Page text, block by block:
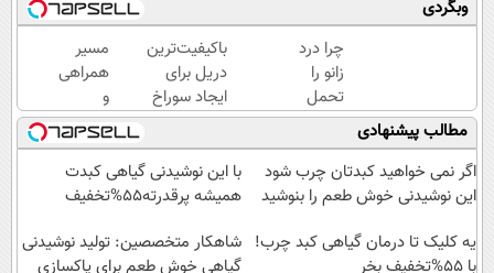
تا روز
کنکور
دانشگاه
تهران
قبول
شو 😎
پکیج ماز
وبگردی
چرا درد
زانو را
تحمل
می‌کنی؟
خیلی
ساده
درمنزل
کن
باکیفیت‌ترین
دریل برای
ایجاد سوراخ
😱
مسیر
همراهی
و
گزارش
عملکرد
گروه
اسنپ
۱۴۰۴
مطالب پیشنهادی
اگر نمی خواهید کبدتان چرب شود
این نوشیدنی خوش طعم را بنوشید
با این نوشیدنی گیاهی کبدت
همیشه پرقدرته55%تخفیف
یه کلیک تا درمان گیاهی کبد چرب!
با 55%تخفیف بخر
شاهکار متخصصین: تولید نوشیدنی
گیاهی خوش طعم برای پاکسازی